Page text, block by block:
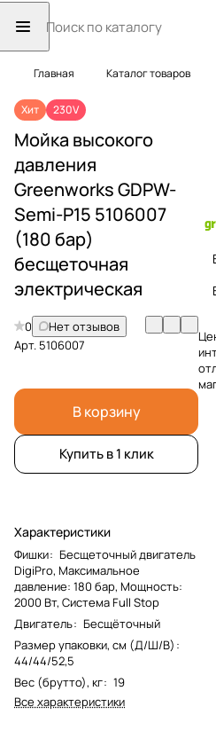
Главная Каталог товаров
Хит 230V
Мойка высокого
давления
Greenworks GDPW-
Semi-P15 5106007
(180 бар)
бесщеточная
электрическая
0
Нет отзывов
Арт. 5106007
В корзину
Купить в 1 клик
Характеристики
Фишки: Бесщеточный двигатель
DigiPro, Максимальное
давление: 180 бар, Мощность:
2000 Вт, Система Full Stop
Двигатель: Бесщёточный
Размер упаковки, см (Д/Ш/В) :
44/44/52,5
Вес (брутто), кг: 19
Все характеристики